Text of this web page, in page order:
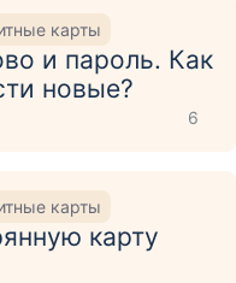
карты
и пароль. Как
новые?
6
карты
карту